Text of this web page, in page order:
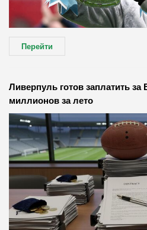
Перейти
Ливерпуль готов заплатить за
миллионов за лето